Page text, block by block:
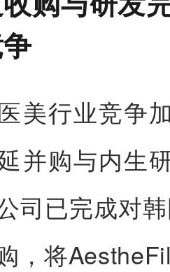
美行业竞争
并购与内生
司已完成对
，将